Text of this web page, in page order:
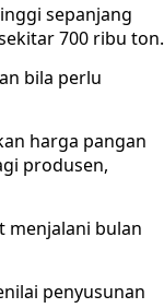
sepanjang
700 ribu ton.
bila perlu
harga pangan
produsen,
menjalani bulan
penyusunan